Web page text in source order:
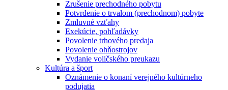
Zrušenie prechodného pobytu
Potvrdenie o trvalom (prechodnom) pobyte
Zmluvné vzťahy
Exekúcie, pohľadávky
Povolenie trhového predaja
Povolenie ohňostrojov
Vydanie voličského preukazu
Kultúra a šport
Oznámenie o konaní verejného kultúrneho
podujatia